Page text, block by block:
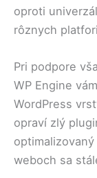
oproti
rôznych
Pri podpore
WP Engine
WordPress
opraví zlý
weboch sa